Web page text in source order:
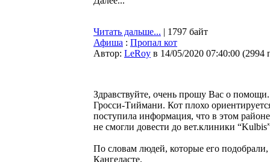
Читать дальше... | 1797 байт
Афиша : Пропал кот
Автор: LeRoy в 14/05/2020 07:40:00 (2994
Здравствуйте, очень прошу Вас о
Гросси-Тиймани. Кот плохо
поступила информация, что в этом
не смогли довести до вет.клиники
По словам людей, которые его
Кангеласте.